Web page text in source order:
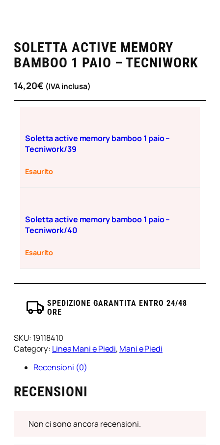
SOLETTA ACTIVE MEMORY
BAMBOO 1 PAIO – TECNIWORK
14,20€ (IVA inclusa)
Soletta active memory bamboo 1 paio –
Tecniwork/39
Esaurito
Soletta active memory bamboo 1 paio –
Tecniwork/40
Esaurito
SPEDIZIONE GARANTITA ENTRO 24/48
ORE
SKU: 19118410
Category: Linea Mani e Piedi, Mani e Piedi
Recensioni (0)
RECENSIONI
Non ci sono ancora recensioni.